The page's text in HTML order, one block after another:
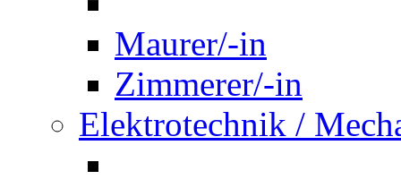
Maurer/-in
Zimmerer/-in
Elektrotechnik /